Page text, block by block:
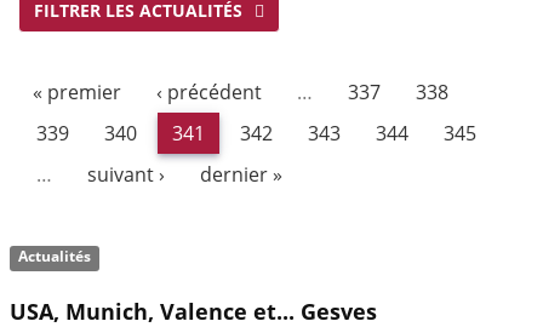
FILTRER LES ACTUALITÉS
« premier ‹ précédent … 337
338
339
340 341 342 343 344
345
…
suivant › dernier »
Actualités
USA, Munich, Valence et... Gesves